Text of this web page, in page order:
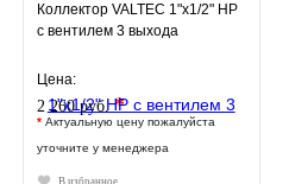
Коллектор VALTEC 1"х1/2" НР
с вентилем 3 выхода
Цена:
2 260 руб.*
* Актуальную цену пожалуйста
уточните у менеджера
В избранное